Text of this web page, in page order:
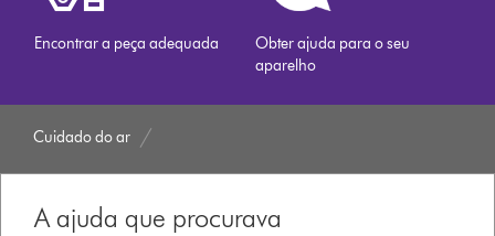
Encontrar a peça adequada
Obter ajuda para o seu
aparelho
Cuidado do ar
A ajuda que procurava